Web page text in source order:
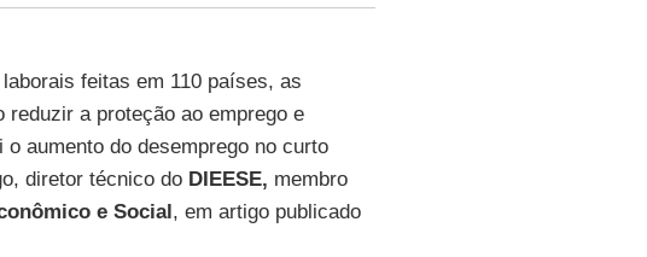
feitas em 110 países, as
reduzir a proteção ao emprego e
aumento do desemprego no curto
diretor técnico do DIEESE, membro
e Social, em artigo publicado